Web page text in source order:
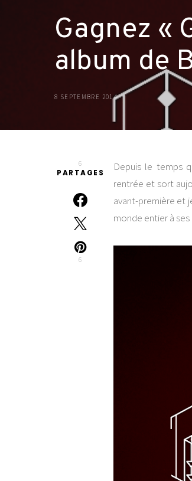
Gagnez «
album de
8 SEPTEMBRE 2014
6
PARTAGES
6
Depuis le temps
rentrée et sort
avant-première et
monde entier à ses